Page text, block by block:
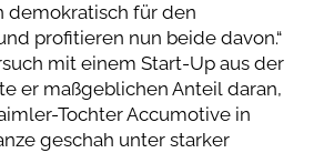
demokratisch für den
profitieren nun beide davon.“
mit einem Start-Up aus der
er maßgeblichen Anteil daran,
Tochter Accumotive in
geschah unter starker